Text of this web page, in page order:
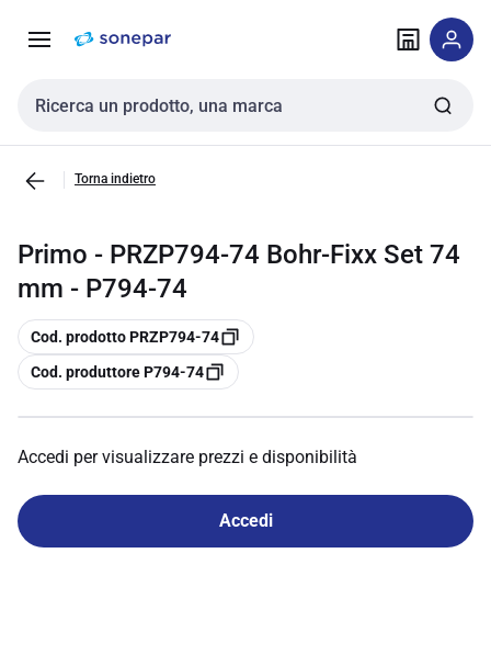
navigazione alla
Cerca input
Torna indietro
Primo - PRZP794-74 Bohr-Fixx Set 74
mm - P794-74
copia
Cod. prodotto PRZP794-74
copia
Cod. produttore P794-74
Accedi per visualizzare prezzi e disponibilità
Accedi